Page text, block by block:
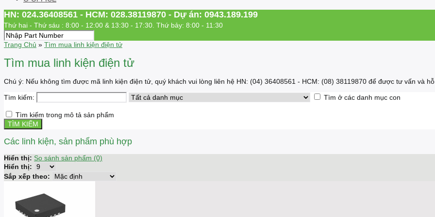
HN: 024.36408561 - HCM: 028.38119870 - Dự án: 0943.189.199
Thứ hai - Thứ sáu : 8:00 - 12:00 & 13:30 - 17:30. Thứ bảy: 8:00 - 11:30
Trang Chủ » Tìm mua linh kiện điện tử
Tìm mua linh kiện điện tử
Chú ý: Nếu không tìm được mã linh kiện điện tử, quý khách vui lòng liên hệ HN: (04) 36408561 - HCM: (08) 38119870 để được tư vấn và
Tìm kiếm: Tìm ở các danh mục con
Tìm kiếm trong mô tả sản phẩm
Các linh kiện, sản phẩm phù hợp
Hiển thị: So sánh sản phẩm (0)
Hiển thị:
Sắp xếp theo: